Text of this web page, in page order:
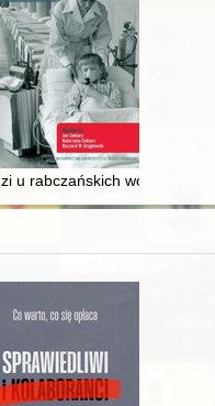
i Europie (XVI-XIX w.)
(w 80 rocznicę urodzin)
u rabczańskich wód